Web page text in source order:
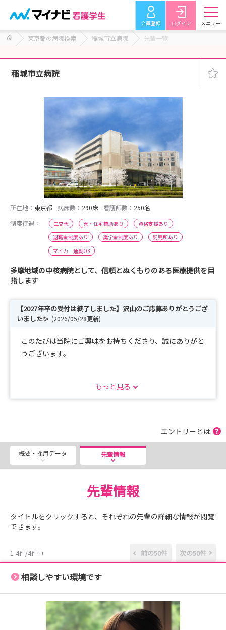
会員登録 ログイン メニュー
東京都の病院検索 稲城市立病院 先輩一覧
稲城市立病院
所在地： 東京都 病床数： 290床 看護師数： 250名
制度待遇：
二交代 寮・住宅補助あり
資格支援あり
退職金制度あり
奨学金制度あり
託児所あり
マイカー通勤OK
多摩地域の中核病院として、信頼とぬくもりのある医療提供を目
指します
【2027年卒の受付は終了しました】沢山のご応募ありがとうござ
いました✨ (2026/05/28更新)
このたびは当院にご興味をお持ちくださり、誠にありがと
うございます。
その他ご不明な点等ございましたら、下記問い合わせ先ま
でご遠慮なくお問い合わせください。
もっと見る
エントリーとは
概要・採用データ 先輩情報
先輩情報
タイトルをクリックすると、それぞれの先輩の詳細な情報が閲覧
できます。
1-4件/4件中 前の50件 次の50件
相談しやすい環境です